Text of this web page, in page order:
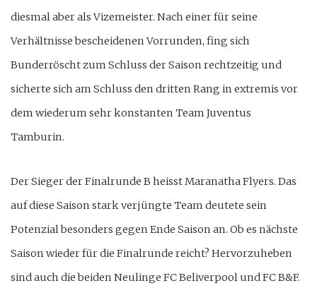
diesmal aber als Vizemeister. Nach einer für seine
Verhältnisse bescheidenen Vorrunden, fing sich
Bunderröscht zum Schluss der Saison rechtzeitig und
sicherte sich am Schluss den dritten Rang in extremis vor
dem wiederum sehr konstanten Team Juventus
Tamburin.
Der Sieger der Finalrunde B heisst Maranatha Flyers. Das
auf diese Saison stark verjüngte Team deutete sein
Potenzial besonders gegen Ende Saison an. Ob es nächste
Saison wieder für die Finalrunde reicht? Hervorzuheben
sind auch die beiden Neulinge FC Beliverpool und FC B&F.